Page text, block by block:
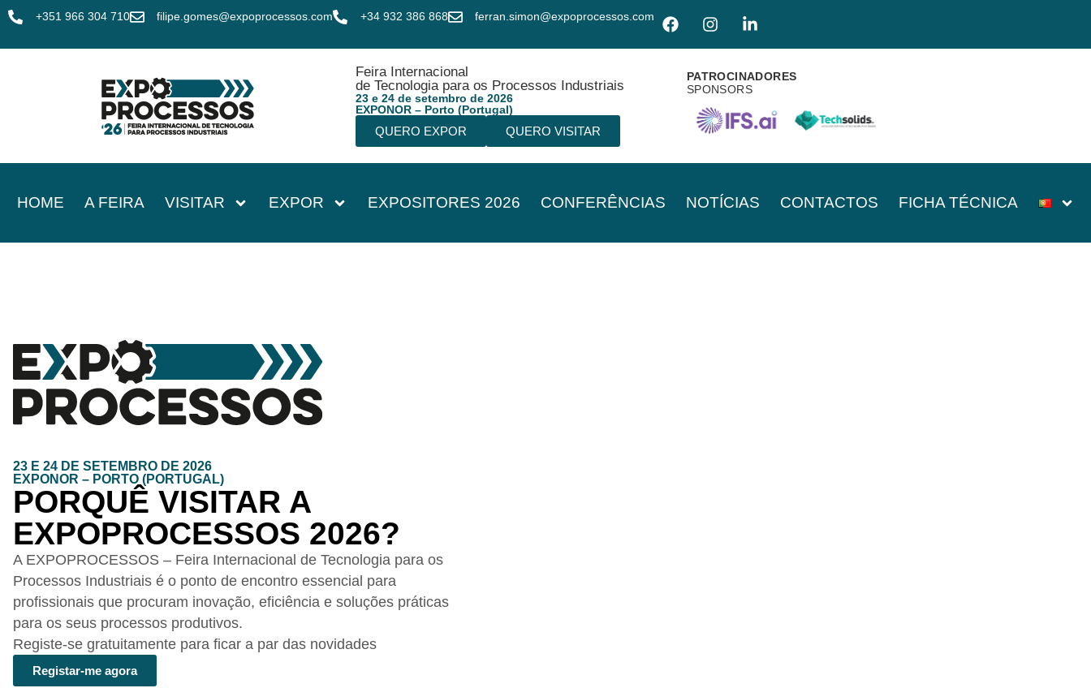
+351 966 304 710 filipe.gomes@expoprocessos.com +34 932 386 868 ferran.simon@expoprocessos.com
Feira Internacional
de Tecnologia para os Processos Industriais
23 e 24 de setembro de 2026
EXPONOR – Porto (Portugal)
QUERO EXPOR QUERO VISITAR
PATROCINADORES
SPONSORS
HOME A FEIRA VISITAR EXPOR EXPOSITORES 2026 CONFERÊNCIAS NOTÍCIAS CONTACTOS FICHA TÉCNICA
23 E 24 DE SETEMBRO DE 2026
EXPONOR – PORTO (PORTUGAL)
PORQUÊ VISITAR A
EXPOPROCESSOS 2026?
A EXPOPROCESSOS – Feira Internacional de Tecnologia para os
Processos Industriais é o ponto de encontro essencial para
profissionais que procuram inovação, eficiência e soluções práticas
para os seus processos produtivos.
Registe-se gratuitamente para ficar a par das novidades
Registar-me agora